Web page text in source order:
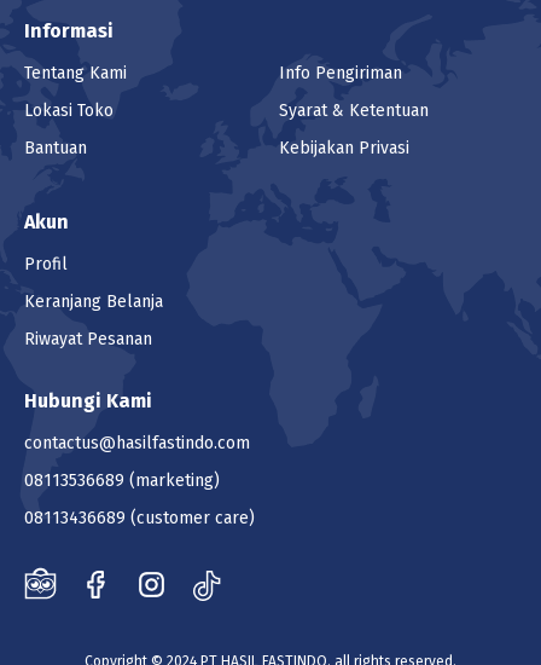
Informasi
Tentang Kami
Lokasi Toko
Bantuan
Info Pengiriman
Syarat & Ketentuan
Kebijakan Privasi
Akun
Profil
Keranjang Belanja
Riwayat Pesanan
Hubungi Kami
contactus@hasilfastindo.com
08113536689 (marketing)
08113436689 (customer care)
Copyright © 2024 PT HASIL FASTINDO. all rights reserved.